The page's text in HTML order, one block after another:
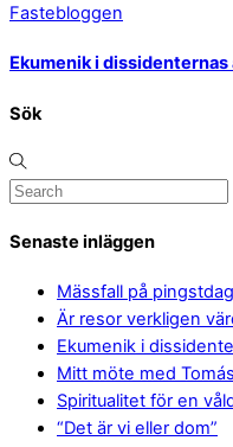
Fastebloggen
Ekumenik i dissidenternas
Sök
Senaste inläggen
Mässfall på
Är resor verkligen
Ekumenik i
Mitt möte med
Spiritualitet för en
“Det är vi eller dom”